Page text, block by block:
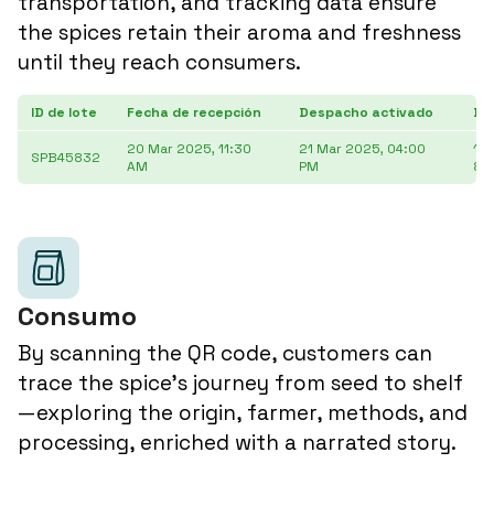
the spices retain their aroma and freshness
until they reach consumers.
ID de lote Fecha de recepción Despacho activado
SPB45832
20 Mar 2025, 11:30
AM
21 Mar 2025, 04:00
PM
Consumo
By scanning the QR code, customers can
trace the spice's journey from seed to shelf
—exploring the origin, farmer, methods, and
processing, enriched with a narrated story.